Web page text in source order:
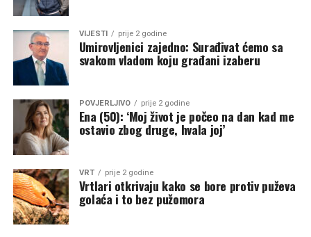
VIJESTI prije 2 godine
Umirovljenici zajedno: Surađivat ćemo sa
svakom vladom koju građani izaberu
POVJERLJIVO prije 2 godine
Ena (50): ‘Moj život je počeo na dan kad me
ostavio zbog druge, hvala joj’
VRT prije 2 godine
Vrtlari otkrivaju kako se bore protiv puževa
golaća i to bez pužomora